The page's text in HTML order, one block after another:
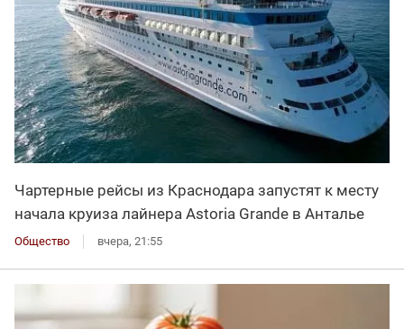
Чартерные рейсы из Краснодара запустят к месту
начала круиза лайнера Astoria Grande в Анталье
Общество вчера, 21:55